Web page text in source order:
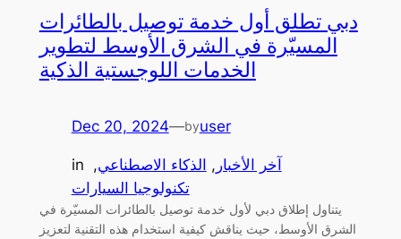
دبي تطلق أول خدمة توصيل بالطائرات
المسيّرة في الشرق الأوسط لتطوير
الخدمات اللوجستية الذكية
Dec 20, 2024—byuser
in آخر الأخبار , الذكاء الاصطناعي,
تكنولوجيا السيارات
يتناول إطلاق دبي لأول خدمة توصيل بالطائرات المسيّرة في
الشرق الأوسط، حيث يناقش كيفية استخدام هذه التقنية لتعزيز